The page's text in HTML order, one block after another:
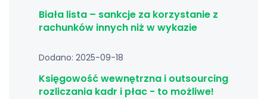
Biała lista – sankcje za korzystanie z
rachunków innych niż w wykazie
Dodano: 2025-09-18
Księgowość wewnętrzna i outsourcing
rozliczania kadr i płac - to możliwe!